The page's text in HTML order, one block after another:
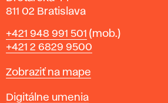
811 02 Bratislava
Telefón
+421 948 991 501 (mob.)
+421 2 6829 9500
Mapa
Zobraziť na mape
Katedry
Digitálne umenia